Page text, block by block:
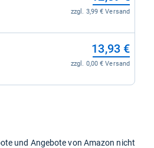
zzgl. 3,99 € Versand
13,93 €
zzgl. 0,00 € Versand
und Angebote von Amazon nicht